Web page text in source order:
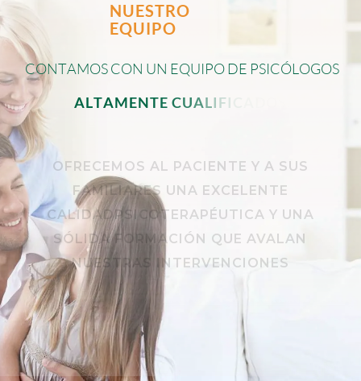
NUESTRO
EQUIPO
CONTAMOSCON UN EQUIPODE PSICÓL OGOS
ALTAMENTE CUALIFI
OFRECEMOS AL PACIENTE Y A SUS
FAMILIARES UNA EXCELENTE
CALIDADPSICOTERAPÉUTICA Y UNA
SÓLIDA FORMACIÓN QUE AVALAN
NUESTRAS INTERVENCIONES